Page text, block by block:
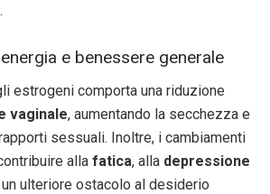
e benessere generale
estrogeni comporta una riduzione
vaginale, aumentando la secchezza e
sessuali. Inoltre, i cambiamenti
alla fatica, alla depressione
un ulteriore ostacolo al desiderio